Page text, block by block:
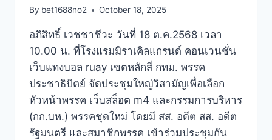
By bet1688no2 October 18, 2025
อภิสิทธิ์ เวชชาชีวะ วันที่ 18 ต.ค.2568 เวลา
10.00 น. ที่โรงแรมมิราเคิลแกรนด์ คอนเวนชั่น
เว็บแทงบอล ruay เขตหลักสี่ กทม. พรรค
ประชาธิปัตย์ จัดประชุมใหญ่วิสามัญเพื่อเลือก
หัวหน้าพรรค เว็บสล็อต m4 และกรรมการบริหาร
(กก.บห.) พรรคชุดใหม่ โดยมี สส. อดีต สส. อดีต
รัฐมนตรี และสมาชิกพรรค เข้าร่วมประชุมกัน